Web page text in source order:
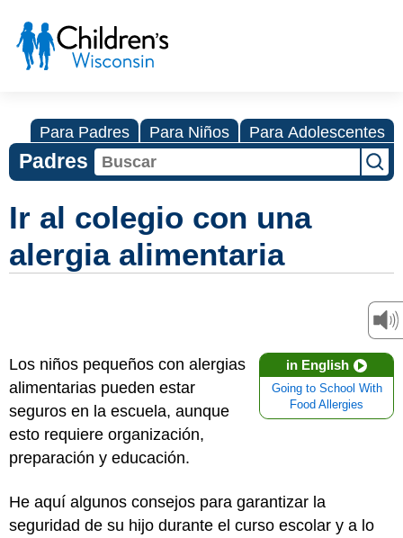
Para Padres Para Niños Para Adolescentes
Padres
Ir al colegio con una
alergia alimentaria
in English
Going to School With
Food Allergies
Los niños pequeños con alergias
alimentarias pueden estar
seguros en la escuela, aunque
esto requiere organización,
preparación y educación.
He aquí algunos consejos para garantizar la
seguridad de su hijo durante el curso escolar y a lo